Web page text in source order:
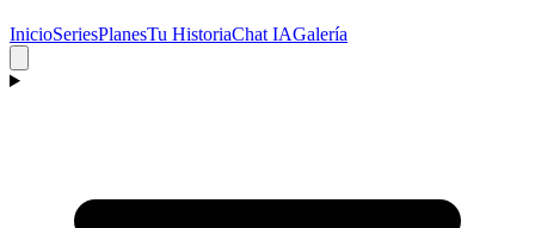
InicioSeriesPlanesTu HistoriaChat IAGalería